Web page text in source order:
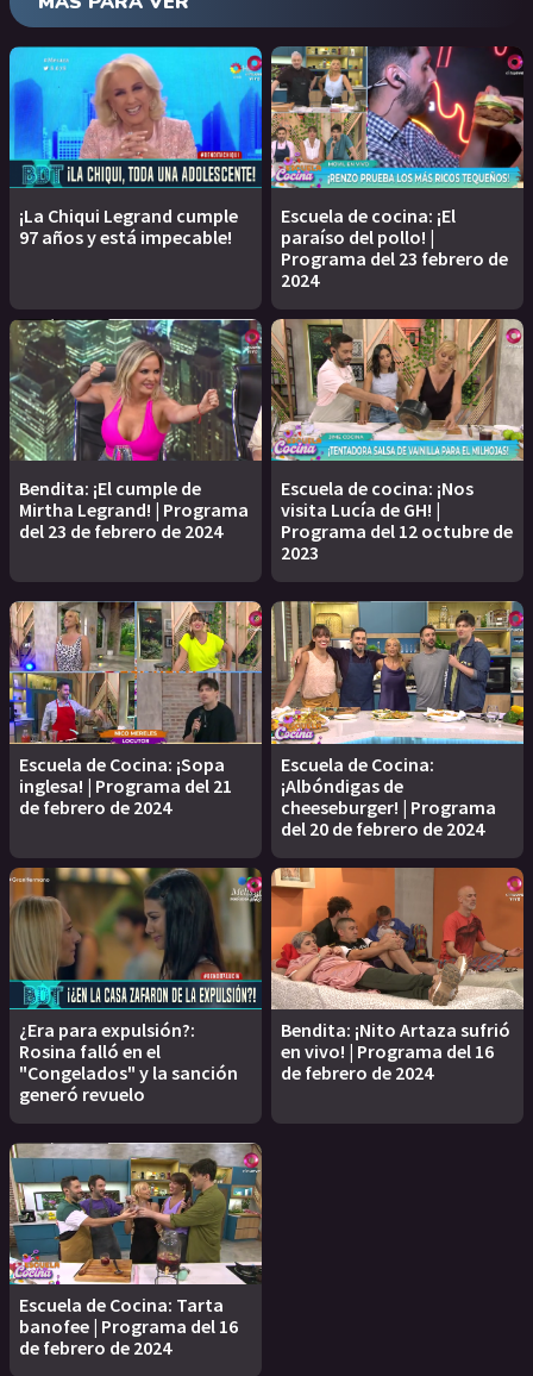
¡La Chiqui Legrand cumple
97 años y está impecable!
Escuela de cocina: ¡El
paraíso del pollo! |
Programa del 23 febrero de
2024
Bendita: ¡El cumple de
Mirtha Legrand! | Programa
del 23 de febrero de 2024
Escuela de cocina: ¡Nos
visita Lucía de GH! |
Programa del 12 octubre de
2023
Escuela de Cocina: ¡Sopa
inglesa! | Programa del 21
de febrero de 2024
Escuela de Cocina:
¡Albóndigas de
cheeseburger! | Programa
del 20 de febrero de 2024
¿Era para expulsión?:
Rosina falló en el
"Congelados" y la sanción
generó revuelo
Bendita: ¡Nito Artaza sufrió
en vivo! | Programa del 16
de febrero de 2024
Escuela de Cocina: Tarta
banofee | Programa del 16
de febrero de 2024